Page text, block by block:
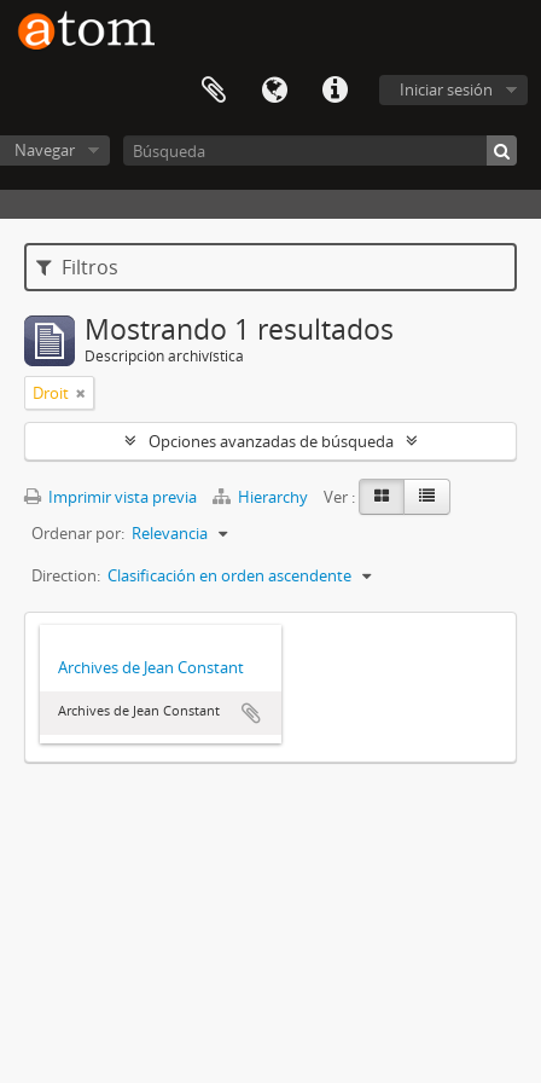
Iniciar sesión
Navegar
Filtros
Mostrando 1 resultados
Descripción archivística
Droit
Opciones avanzadas de búsqueda
Imprimir vista previa Hierarchy
Ver :
Ordenar por: Relevancia
Direction: Clasificación en orden ascendente
Archives de Jean Constant
Archives de Jean Constant